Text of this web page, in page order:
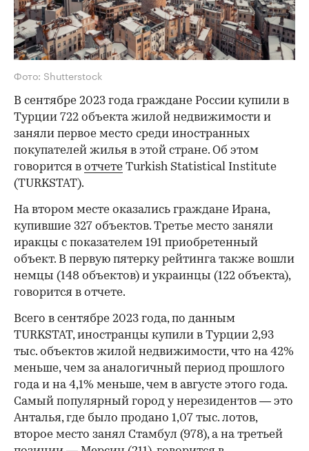
Фото: Shutterstock
В сентябре 2023 года граждане России купили в
Турции 722 объекта жилой недвижимости и
заняли первое место среди иностранных
покупателей жилья в этой стране. Об этом
говорится в отчете Turkish Statistical Institute
(TURKSTAT).
На втором месте оказались граждане Ирана,
купившие 327 объектов. Третье место заняли
иракцы с показателем 191 приобретенный
объект. В первую пятерку рейтинга также вошли
немцы (148 объектов) и украинцы (122 объекта),
говорится в отчете.
Всего в сентябре 2023 года, по данным
TURKSTAT, иностранцы купили в Турции 2,93
тыс. объектов жилой недвижимости, что на 42%
меньше, чем за аналогичный период прошлого
года и на 4,1% меньше, чем в августе этого года.
Самый популярный город у нерезидентов — это
Анталья, где было продано 1,07 тыс. лотов,
второе место занял Стамбул (978), а на третьей